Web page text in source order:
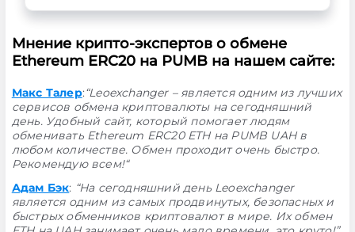
Мнение крипто-экспертов о обмене
Ethereum ERC20 на PUMB на нашем сайте:
Макс Талер:“Leoexchanger – является одним из лучших
сервисов обмена криптовалюты на сегодняшний
день. Удобный сайт, который помогает людям
обменивать Ethereum ERC20 ETH на PUMB UAH в
любом количестве. Обмен проходит очень быстро.
Рекомендую всем!“
Адам Бэк: “На сегодняшний день Leoexchanger
является одним из самых продвинутых, безопасных и
быстрых обменников криптовалют в мире. Их обмен